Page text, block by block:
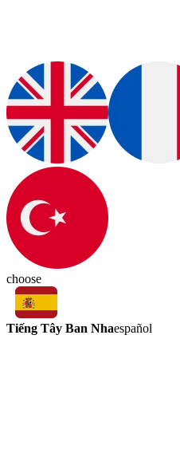
choose
Tiếng Tây Ban Nhaespañol